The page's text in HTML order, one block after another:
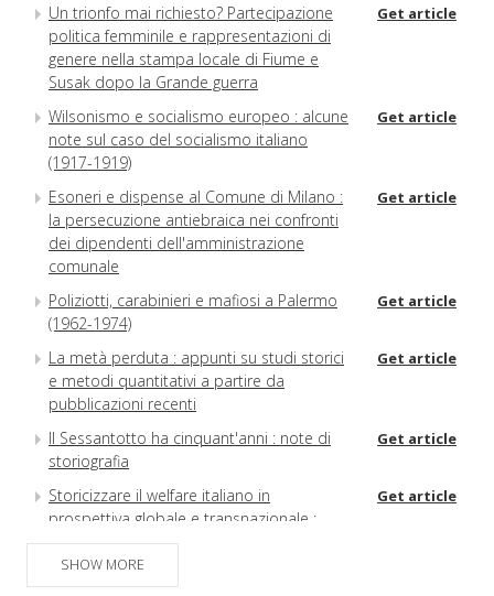
Un trionfo mai richiesto? Partecipazione
politica femminile e rappresentazioni di
genere nella stampa locale di Fiume e
Susak dopo la Grande guerra
Get article
Wilsonismo e socialismo europeo : alcune
note sul caso del socialismo italiano
(1917-1919)
Get article
Esoneri e dispense al Comune di Milano :
la persecuzione antiebraica nei confronti
dei dipendenti dell'amministrazione
comunale
Get article
Poliziotti, carabinieri e mafiosi a Palermo
(1962-1974)
Get article
La metà perduta : appunti su studi storici
e metodi quantitativi a partire da
pubblicazioni recenti
Get article
Il Sessantotto ha cinquant'anni : note di
storiografia
Get article
Storicizzare il welfare italiano in
prospettiva globale e transnazionale :
un'analisi in ottica di genere
Get article
Dialoghi transatlantici : il caso di Pasquale
SHOW MORE